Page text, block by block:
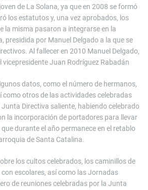
de La Solana, ya que en 2008 se formó
los estatutos y, una vez aprobados, los
la misma pasaron a integrarse en la
presidida por Manuel Delgado a la que se
Al fallecer en 2010 Manuel Delgado,
vicepresidente Juan Rodríguez Rabadán
datos, como el número de hermanos,
como otros de las actividades celebradas
Junta Directiva saliente, habiendo celebrado
la incorporación de portadores para llevar
que durante el año permanece en el retablo
de Santa Catalina.
los cultos celebrados, los caminillos de
escolares, así como las Jornadas
de reuniones celebradas por la Junta